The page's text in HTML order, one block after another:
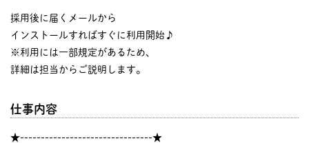
採用後に届くメールから
インストールすればすぐに利用開始♪
※利用には一部規定があるため、
詳細は担当からご説明します。
仕事内容
★--------------------------------★